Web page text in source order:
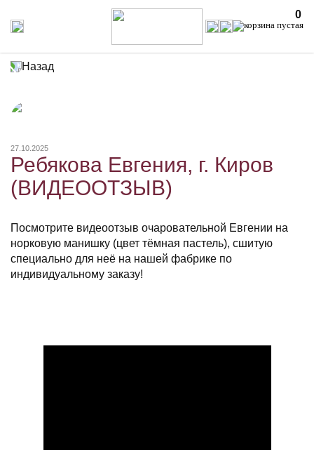
0
Назад
27.10.2025
Ребякова Евгения, г. Киров
(ВИДЕООТЗЫВ)
Посмотрите видеоотзыв очаровательной Евгении на
норковую манишку (цвет тёмная пастель), сшитую
специально для неё на нашей фабрике по
индивидуальному заказу!